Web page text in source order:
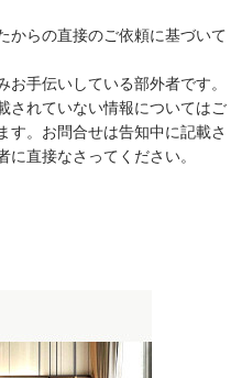
からの直接のご依頼に基づいて
お手伝いしている部外者です。
されていない情報についてはご
す。お問合せは告知中に記載さ
直接なさってください。